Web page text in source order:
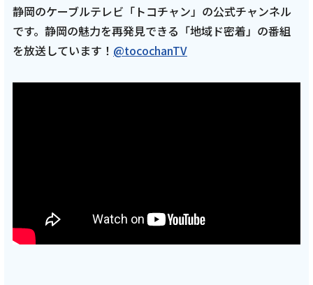
記事を読む
ランニングタレント中村優がゆる～く走りま
す！
静岡のケーブルテレビ「トコチャン」の公式チャンネル
です。静岡の魅力を再発見できる「地域ド密着」の番組
を放送しています！ @tocochanTV